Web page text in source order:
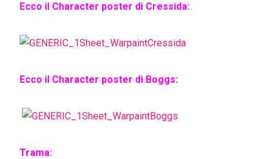
Ecco il Character poster di Cressida:
Ecco il Character poster di Boggs:
Trama: